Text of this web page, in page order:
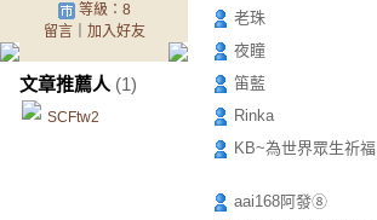
等級：8
留言｜ 加入好友
文章推薦人 (1)
SCFtw2
老珠
夜瞳
笛藍
Rinka
KB~為世界眾生祈福
aai168阿發⑧